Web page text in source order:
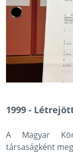
1999 -
A Magyar
társaságként